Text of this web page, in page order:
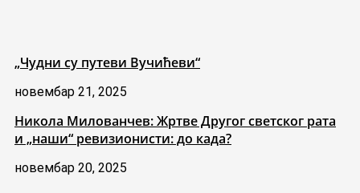
„Чудни су путеви Вучићеви“
новембар 21, 2025
Никола Милованчев: Жртве Другог светског рата
и „наши“ ревизионисти: до када?
новембар 20, 2025